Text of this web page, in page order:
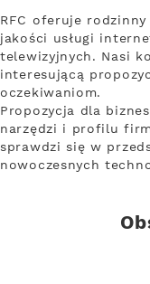
RFC oferuje
jakości usługi
telewizyjnych. Nasi
interesującą
oczekiwaniom.
Propozycja dla
narzędzi i profilu
sprawdzi się w
nowoczesnych